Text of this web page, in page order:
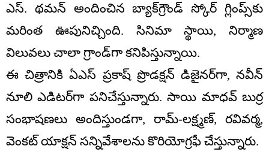
ఎస్. థమన్ అందించిన బ్యాక్‌గ్రౌండ్ స్కోర్ గ్లింప్స్‌కు
మరింత ఊపునిచ్చింది. సినిమా స్థాయి, నిర్మాణ
విలువలు చాలా గ్రాండ్‌గా కనిపిస్తున్నాయి.
ఈ చిత్రానికి ఏఎస్ ప్రకాష్ ప్రొడక్షన్ డిజైనర్‌గా, నవీన్
నూలి ఎడిటర్‌గా పనిచేస్తున్నారు. సాయి మాధవ్ బుర్ర
సంభాషణలు అందిస్తుండగా, రామ్-లక్ష్మణ్, రవివర్మ,
వెంకట్ యాక్షన్ సన్నివేశాలను కొరియోగ్రఫీ చేస్తున్నారు.